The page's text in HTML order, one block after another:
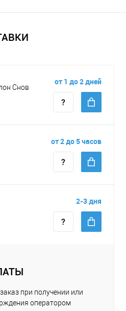
Снов
от 1 до 2 дней
от 2 до 5 часов
2-3 дня
при получении или
оператором